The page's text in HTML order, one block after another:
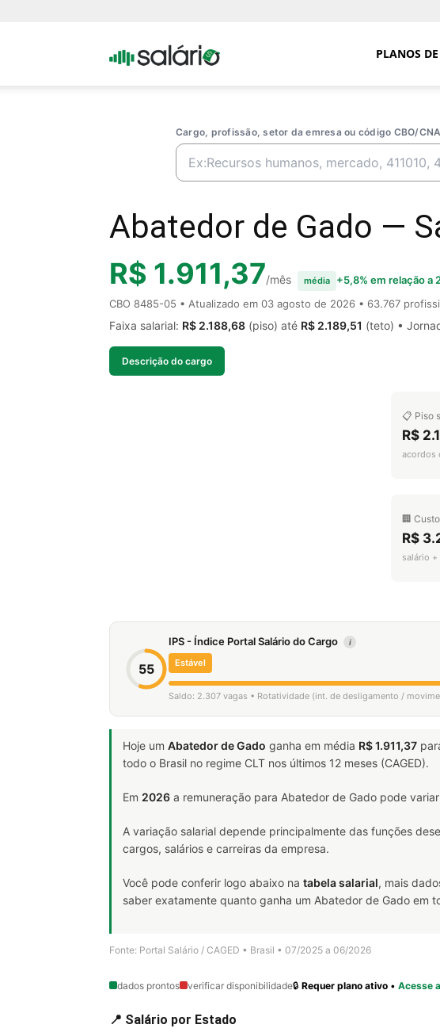
Portal PLANOS
Cargo, profissão, setor da emresa ou código CBO/
Abatedor de Gado —
R$ 1.911,37/mês média
+5,8% em relação a
CBO 8485-05 • Atualizado em 03 agosto de 2026 • 63.767
Faixa salarial: R$ 2.188,68 (piso) até R$ 2.189,51 (teto) •
Descrição do cargo
📋 Piso
R$
acordos
🏢
R$
salário +
55
IPS - Índice Portal Salário do Cargo i
Estável
Saldo: 2.307 vagas • Rotatividade (int. de desligamento /
Hoje um Abatedor de Gado ganha em média R$ 1.911,37
todo o Brasil no regime CLT nos últimos 12 meses (CAGED).
Em 2026 a remuneração para Abatedor de Gado pode
A variação salarial depende principalmente das funções
cargos, salários e carreiras da empresa.
Você pode conferir logo abaixo na tabela salarial, mais
saber exatamente quanto ganha um Abatedor de Gado em
Fonte: Portal Salário / CAGED • Brasil • 07/2025 a 06/2026
dados prontos verificar disponibilidade🔒 Requer plano ativo • Acesse
📍 Salário por Estado